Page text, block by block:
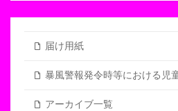
届け用紙
暴風警報発令時等における児
アーカイブ一覧